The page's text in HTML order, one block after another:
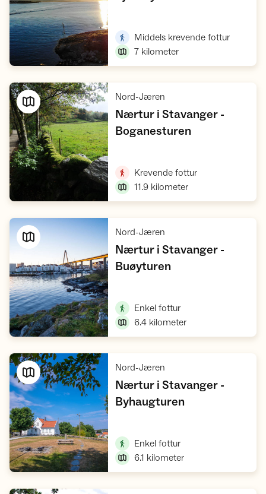
Middels krevende fottur,
7 kilometer
Nord-Jæren
Nærtur i Stavanger -
Boganesturen,
Krevende fottur,
11.9 kilometer
Nord-Jæren
Nærtur i Stavanger -
Buøyturen,
Enkel fottur,
6.4 kilometer
Nord-Jæren
Nærtur i Stavanger -
Byhaugturen,
Enkel fottur,
6.1 kilometer